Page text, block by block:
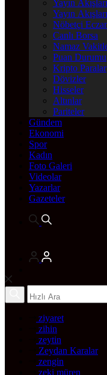
Yayın Akışları
Yayın
Nöbetçi
Canlı Borsa
Namaz
Puan Durumu
Kripto Paralar
Dövizler
Hisseler
Altınlar
Pariteler
Gündem
Ekonomi
Spor
Kadın
Foto Galeri
Videolar
Yazarlar
Gazeteler
ziyaret
zihin
zeytin
Zeydan Karalar
zengin
zeki müren